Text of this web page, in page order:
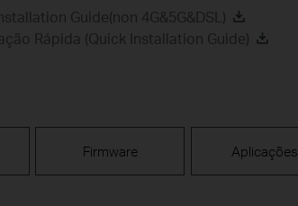
Guide(non 4G&5G&DSL)
Rápida (Quick Installation Guide)
Firmware Aplicações